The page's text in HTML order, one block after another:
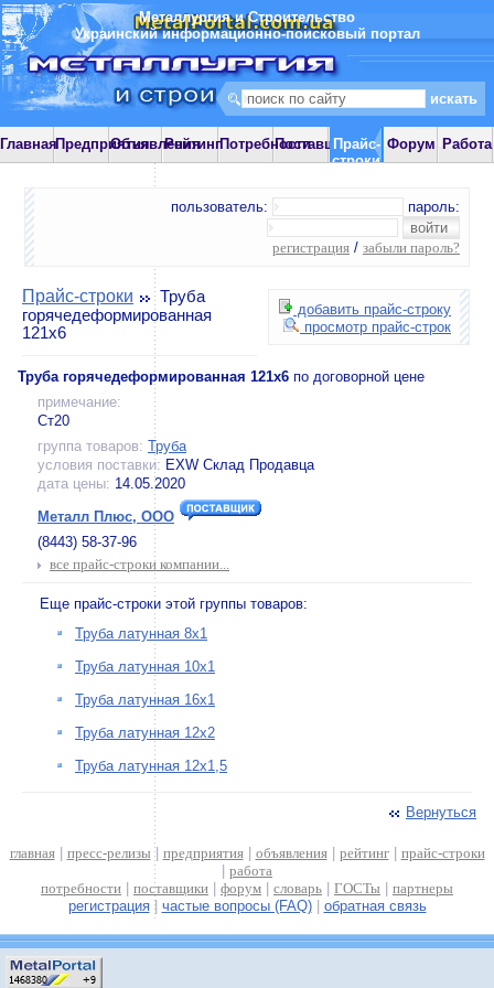
Металлургия и Строительство
Украинский информационно-поисковый портал
ГлавнаяПредприятияОбъявления
РейтингПотребностиПоставщики
Прайс-
строки
Форум Работа
пользователь: пароль:
регистрация / забыли пароль?
добавить прайс-строку
просмотр прайс-строк
Прайс-строки
Труба
горячедеформированная
121х6
Труба горячедеформированная 121х6 по договорной цене
примечание:
Ст20
группа товаров: Труба
условия поставки: EXW Склад Продавца
дата цены: 14.05.2020
Металл Плюс, ООО
(8443) 58-37-96
все прайс-строки компании...
Еще прайс-строки этой группы товаров:
Труба латунная 8х1
Труба латунная 10х1
Труба латунная 16х1
Труба латунная 12х2
Труба латунная 12х1,5
Вернуться
главная| пресс-релизы | предприятия| объявления| рейтинг| прайс-строки
работа
потребности
поставщики форум словарь ГОСТы
партнеры
регистрация| частые вопросы (FAQ)| обратная связь